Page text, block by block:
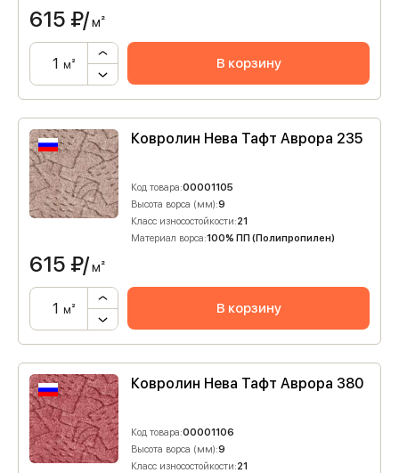
615 ₽/м²
м² В корзину
Ковролин Нева Тафт Аврора 235
Код товара:00001105
Высота ворса (мм):9
Класс износостойкости:21
Материал ворса:100% ПП (Полипропилен)
615 ₽/м²
м² В корзину
Ковролин Нева Тафт Аврора 380
Код товара:00001106
Высота ворса (мм):9
Класс износостойкости:21